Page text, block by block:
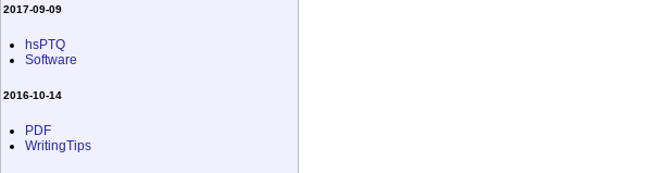
2017-09-09
hsPTQ
Software
2016-10-14
PDF
WritingTips